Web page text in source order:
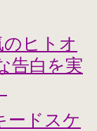
のヒトオ
告白を実
ードスケ